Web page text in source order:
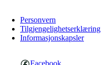
Personvern
Tilgjengelighetserklæring
Informasjonskapsler